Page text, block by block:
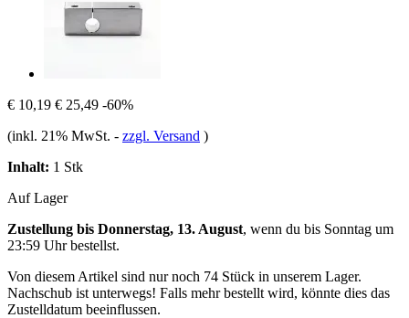
€ 10,19 € 25,49 -60%
(inkl. 21% MwSt. - zzgl. Versand )
Inhalt: 1 Stk
Auf Lager
Zustellung bis Donnerstag, 13. August, wenn du bis Sonntag um
23:59 Uhrbestellst.
Von diesem Artikel sind nur noch 74 Stück in unserem Lager.
Nachschub ist unterwegs! Falls mehr bestellt wird, könnte dies das
Zustelldatum beeinflussen.